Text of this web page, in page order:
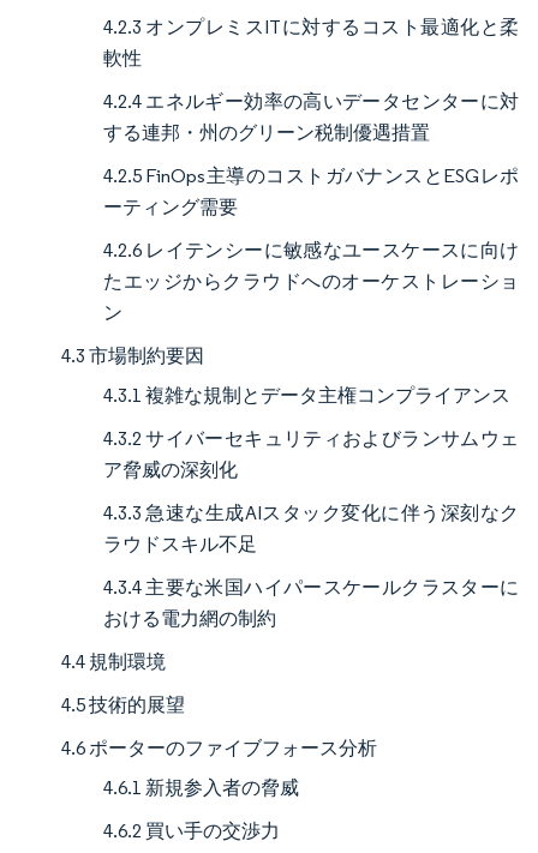
4.2.3 オンプレミスITに対するコスト最適化と柔
軟性
4.2.4 エネルギー効率の高いデータセンターに対
する連邦・州のグリーン税制優遇措置
4.2.5 FinOps主導のコストガバナンスとESGレポ
ーティング需要
4.2.6 レイテンシーに敏感なユースケースに向け
たエッジからクラウドへのオーケストレーショ
ン
4.3 市場制約要因
4.3.1 複雑な規制とデータ主権コンプライアンス
4.3.2 サイバーセキュリティおよびランサムウェ
ア脅威の深刻化
4.3.3 急速な生成AIスタック変化に伴う深刻なク
ラウドスキル不足
4.3.4 主要な米国ハイパースケールクラスターに
おける電力網の制約
4.4 規制環境
4.5 技術的展望
4.6 ポーターのファイブフォース分析
4.6.1 新規参入者の脅威
4.6.2 買い手の交渉力